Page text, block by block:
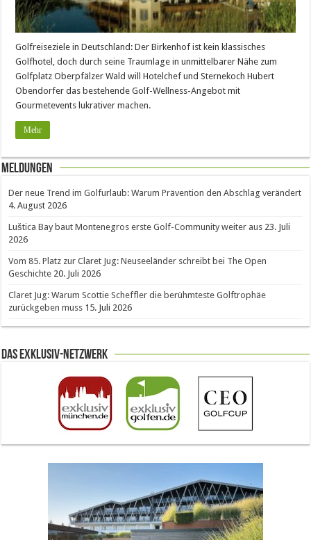
Golfreiseziele in Deutschland: Der Birkenhof ist kein klassisches
Golfhotel, doch durch seine Traumlage in unmittelbarer Nähe zum
Golfplatz Oberpfälzer Wald will Hotelchef und Sternekoch Hubert
Obendorfer das bestehende Golf-Wellness-Angebot mit
Gourmetevents lukrativer machen.
Mehr
Meldungen
Der neue Trend im Golfurlaub: Warum Prävention den Abschlag verändert
4. August 2026
Luštica Bay baut Montenegros erste Golf-Community weiter aus 23. Juli
2026
Vom 85. Platz zur Claret Jug: Neuseeländer schreibt bei The Open
Geschichte 20. Juli 2026
Claret Jug: Warum Scottie Scheffler die berühmteste Golftrophäe
zurückgeben muss 15. Juli 2026
Das Exklusiv-Netzwerk